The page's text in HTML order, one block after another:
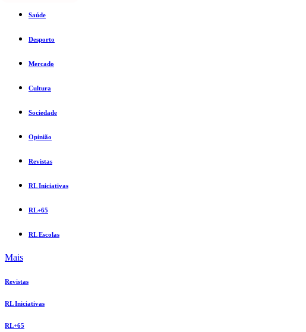
Saúde
Desporto
Mercado
Cultura
Sociedade
Opinião
Revistas
RL Iniciativas
RL+65
RL Escolas
Mais
Revistas
RL Iniciativas
RL+65